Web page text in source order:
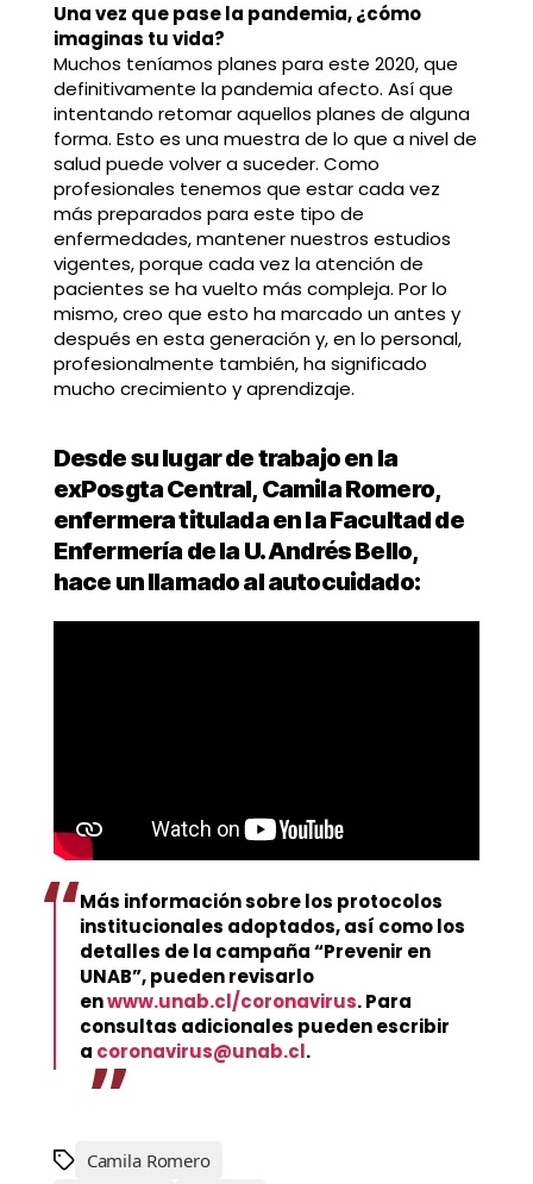
Una vez que pase la pandemia, ¿cómo
imaginas tu vida?
Muchos teníamos planes para este 2020, que
definitivamente la pandemia afecto. Así que
intentando retomar aquellos planes de alguna
forma. Esto es una muestra de lo que a nivel de
salud puede volver a suceder. Como
profesionales tenemos que estar cada vez
más preparados para este tipo de
enfermedades, mantener nuestros estudios
vigentes, porque cada vez la atención de
pacientes se ha vuelto más compleja. Por lo
mismo, creo que esto ha marcado un antes y
después en esta generación y, en lo personal,
profesionalmente también, ha significado
mucho crecimiento y aprendizaje.
Desde su lugar de trabajo en la
exPosgta Central, Camila Romero,
enfermera titulada en la Facultad de
Enfermería de la U. Andrés Bello,
hace un llamado al autocuidado:
Más información sobre los protocolos
institucionales adoptados, así como los
detalles de la campaña “Prevenir en
UNAB”, pueden revisarlo
enwww.unab.cl/coronavirus. Para
consultas adicionales pueden escribir
a coronavirus@unab.cl.
Camila Romero